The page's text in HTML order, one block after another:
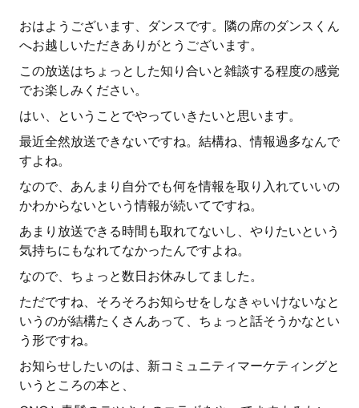
おはようございます、ダンスです。隣の席のダンスくん
へお越しいただきありがとうございます。
この放送はちょっとした知り合いと雑談する程度の感覚
でお楽しみください。
はい、ということでやっていきたいと思います。
最近全然放送できないですね。結構ね、情報過多なんで
すよね。
なので、あんまり自分でも何を情報を取り入れていいの
かわからないという情報が続いてですね。
あまり放送できる時間も取れてないし、やりたいという
気持ちにもなれてなかったんですよね。
なので、ちょっと数日お休みしてました。
ただですね、そろそろお知らせをしなきゃいけないなと
いうのが結構たくさんあって、ちょっと話そうかなとい
う形ですね。
お知らせしたいのは、新コミュニティマーケティングと
いうところの本と、